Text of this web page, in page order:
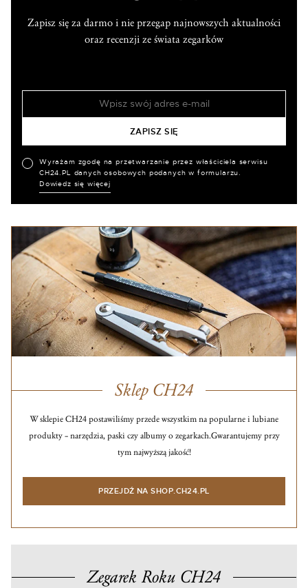
Zapisz się za darmo i nie przegap najnowszych aktualności
oraz recenzji ze świata zegarków
Wyrażam zgodę na przetwarzanie przez właściciela serwisu
CH24.PL danych osobowych podanych w formularzu.
Dowiedz się więcej
Sklep CH24
W sklepie CH24 postawiliśmy przede wszystkim na popularne i lubiane
produkty – narzędzia, paski czy albumy o zegarkach.Gwarantujemy przy
tym najwyższą jakość!
PRZEJDŹ NA SHOP.CH24.PL
Zegarek Roku CH24